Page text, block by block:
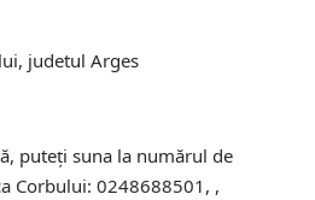
judetul Arges
puteți suna la numărul de
Corbului: 0248688501, ,